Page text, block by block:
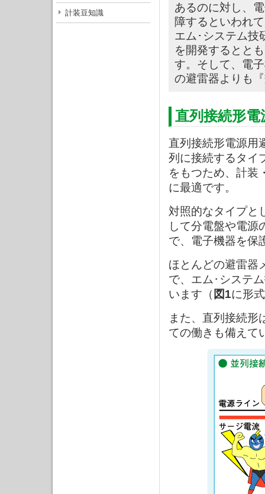
計装豆知識
あるのに対し、
障するといわれ
エム･システム技
を開発するとと
す。そして、電
の避雷器よりも
直列接続形
直列接続形電源用
列に接続するタイ
をもつため、計装
に最適です。
対照的なタイプと
して分電盤や電源
で、電子機器を保
ほとんどの避雷器
で、エム･システ
います（ 図1に形
また、直列接続形
ての働きも備えて